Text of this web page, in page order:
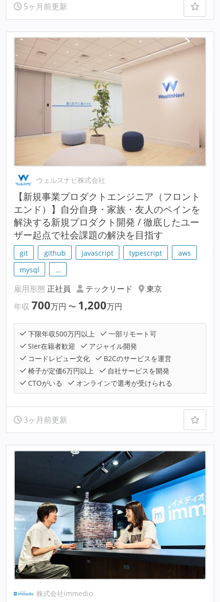
5ヶ月前更新
ウェルスナビ株式会社
【新規事業プロダクトエンジニア（フロント
エンド）】自分自身・家族・友人のペインを
解決する新規プロダクト開発 / 徹底したユー
ザー起点で社会課題の解決を目指す
git github javascript typescript
aws
mysql
…
雇用形態 正社員 テックリード
東京
年収 700万円 〜 1,200万円
下限年収500万円以上
一部リモート可
SIer在籍者歓迎
アジャイル開発
コードレビュー文化
B2Cのサービスを運営
椅子が定価6万円以上
自社サービスを開発
CTOがいる
オンラインで選考が受けられる
3ヶ月前更新
株式会社immedio